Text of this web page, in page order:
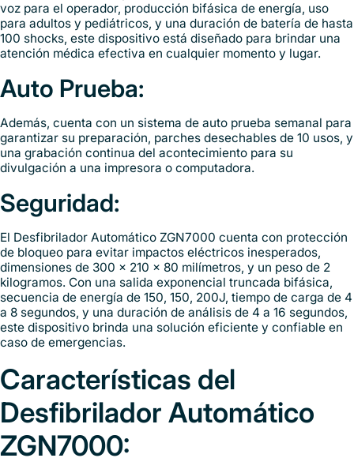
voz para el operador, producción bifásica de energía, uso
para adultos y pediátricos, y una duración de batería de hasta
100 shocks, este dispositivo está diseñado para brindar una
atención médica efectiva en cualquier momento y lugar.
Auto Prueba:
Además, cuenta con un sistema de auto prueba semanal para
garantizar su preparación, parches desechables de 10 usos, y
una grabación continua del acontecimiento para su
divulgación a una impresora o computadora.
Seguridad:
El Desfibrilador Automático ZGN7000 cuenta con protección
de bloqueo para evitar impactos eléctricos inesperados,
dimensiones de 300 x 210 x 80 milímetros, y un peso de 2
kilogramos. Con una salida exponencial truncada bifásica,
secuencia de energía de 150, 150, 200J, tiempo de carga de 4
a 8 segundos, y una duración de análisis de 4 a 16 segundos,
este dispositivo brinda una solución eficiente y confiable en
caso de emergencias.
Características del
Desfibrilador Automático
ZGN7000: